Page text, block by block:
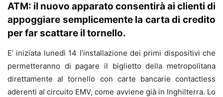
ATM: il nuovo apparato consentirà ai clienti di
appoggiare semplicemente la carta di credito
per far scattare il tornello.
E’ iniziata lunedì 14 l’installazione dei primi dispositivi che
permetteranno di pagare il biglietto della metropolitana
direttamente al tornello con carte bancarie contactless
aderenti al circuito EMV, come avviene già in Inghilterra. Lo